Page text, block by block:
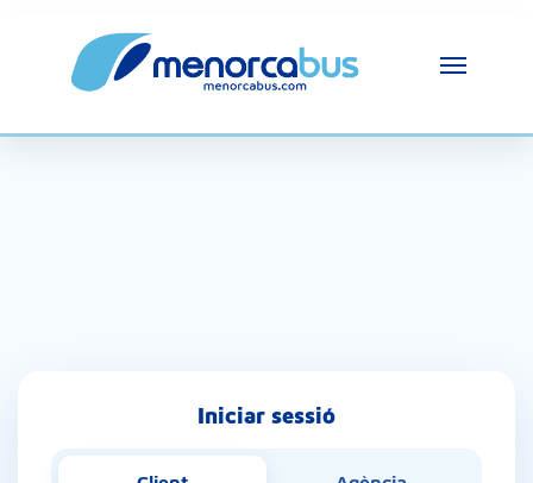
Iniciar sessió